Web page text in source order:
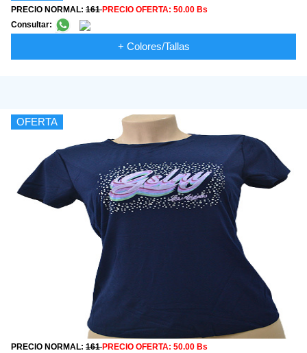
PRECIO NORMAL: 161PRECIO OFERTA: 50.00 Bs
Consultar:
+ Colores/Tallas
OFERTA
PRECIO NORMAL: 161PRECIO OFERTA: 50.00 Bs